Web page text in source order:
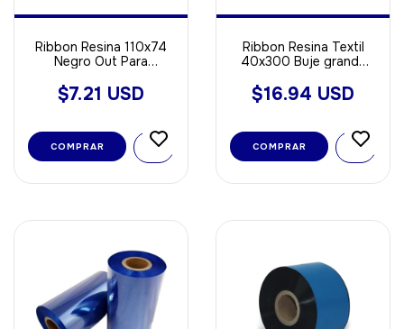
Ribbon Resina 110x74
Negro Out Para
Sintetica
$7.21 USD
COMPRAR
Ribbon Resina Textil
40x300 Buje grande
$16.94 USD
COMPRAR